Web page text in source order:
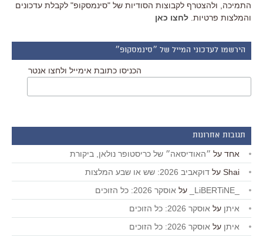
התמיכה, ולהצטרף לקבוצות הסודיות של "סינמסקופ" לקבלת עדכונים
והמלצות פרטיות. לחצו כאן
הירשמו לעדכוני המייל של ״סינמסקופ״
הכניסו כתובת אימייל ולחצו אנטר
תגובות אחרונות
אחד על ״האודיסאה״ של כריסטופר נולאן, ביקורת
Shai על דוקאביב 2026: שש או שבע המלצות
על אוסקר 2026: כל הזוכים
איתן על אוסקר 2026: כל הזוכים
איתן על אוסקר 2026: כל הזוכים